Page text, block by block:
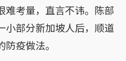
难考量，直言不讳。陈部
小部分新加坡人后，顺道
疫做法。